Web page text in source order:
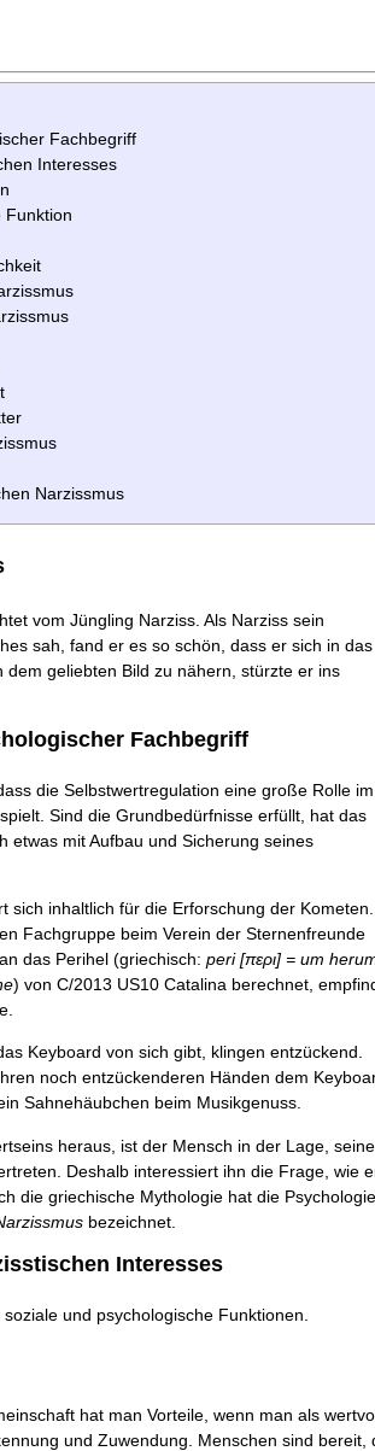
Fachbegriff
Interesses
Funktion
Narzissmus
vom Jüngling Narziss. Als Narziss sein
sah, fand er es so schön, dass er sich in das
dem geliebten Bild zu nähern, stürzte er ins
Fachbegriff
die Selbstwertregulation eine große Rolle im
Sind die Grundbedürfnisse erfüllt, hat das
etwas mit Aufbau und Sicherung seines
sich inhaltlich für die Erforschung der Kometen.
Fachgruppe beim Verein der Sternenfreunde
das Perihel (griechisch: peri [περι] = um
) von C/2013 US10 Catalina berechnet,
Keyboard von sich gibt, klingen entzückend.
noch entzückenderen Händen dem
Sahnehäubchen beim Musikgenuss.
heraus, ist der Mensch in der Lage,
Deshalb interessiert ihn die Frage, wie
die griechische Mythologie hat die
bezeichnet.
Interesses
und psychologische Funktionen.
hat man Vorteile, wenn man als
und Zuwendung. Menschen sind bereit,